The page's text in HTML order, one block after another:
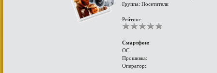
Группа: Посетители
Рейтинг:
Смартфон:
ОС:
Прошивка:
Оператор: